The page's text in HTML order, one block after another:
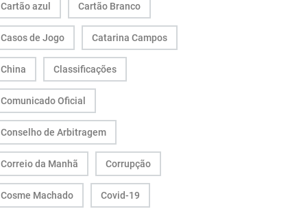
Cartão azul Cartão Branco
Casos de Jogo Catarina Campos
China Classificações
Comunicado Oficial
Conselho de Arbitragem
Correio da Manhã Corrupção
Cosme Machado Covid-19